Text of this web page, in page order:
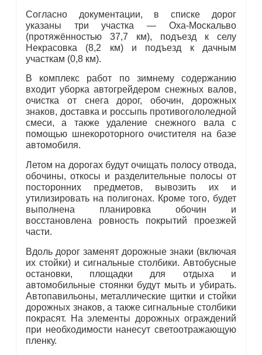
Согласно документации, в списке дорог
указаны три участка — Оха-Москальво
(протяжённостью 37,7 км), подъезд к селу
Некрасовка (8,2 км) и подъезд к дачным
участкам (0,8 км).
В комплекс работ по зимнему содержанию
входит уборка автогрейдером снежных валов,
очистка от снега дорог, обочин, дорожных
знаков, доставка и россыпь противогололедной
смеси, а также удаление снежного вала с
помощью шнекороторного очистителя на базе
автомобиля.
Летом на дорогах будут очищать полосу отвода,
обочины, откосы и разделительные полосы от
посторонних предметов, вывозить их и
утилизировать на полигонах. Кроме того, будет
выполнена планировка обочин и
восстановлена ровность покрытий проезжей
части.
Вдоль дорог заменят дорожные знаки (включая
их стойки) и сигнальные столбики. Автобусные
остановки, площадки для отдыха и
автомобильные стоянки будут мыть и убирать.
Автопавильоны, металлические щитки и стойки
дорожных знаков, а также сигнальные столбики
покрасят. На элементы дорожных ограждений
при необходимости нанесут светоотражающую
пленку.